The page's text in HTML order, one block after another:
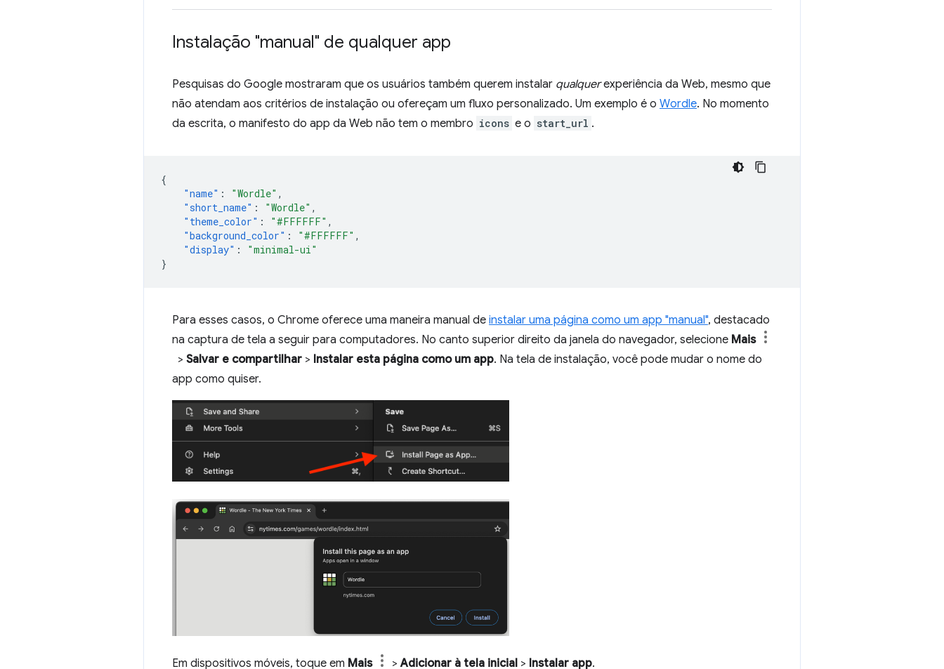
Instalação "manual" de qualquer app
Pesquisas do Google mostraram que os usuários também querem instalar qualquerexperiência da Web, mesmo que
não atendam aos critérios de instalação ou ofereçam um fluxo personalizado. Um exemplo é o Wordle. No momento
da escrita, o manifesto do app da Web não tem o membro icons e o start_url .
{
"name" : "Wordle" ,
"short_name" : "Wordle" ,
"theme_color" : "#FFFFFF" ,
"background_color" : "#FFFFFF" ,
"display" :
"minimal-ui"
}
Para esses casos, o Chrome oferece uma maneira manual de instalar uma página como um app "manual", destacado
na captura de tela a seguir para computadores. No canto superior direito da janela do navegador, selecione Mais
> Salvar e compartilhar > Instalar esta página como um app. Na tela de instalação, você pode mudar o nome do
app como quiser.
Em dispositivos móveis, toque em Mais >Adicionar à tela inicial > Instalar app.